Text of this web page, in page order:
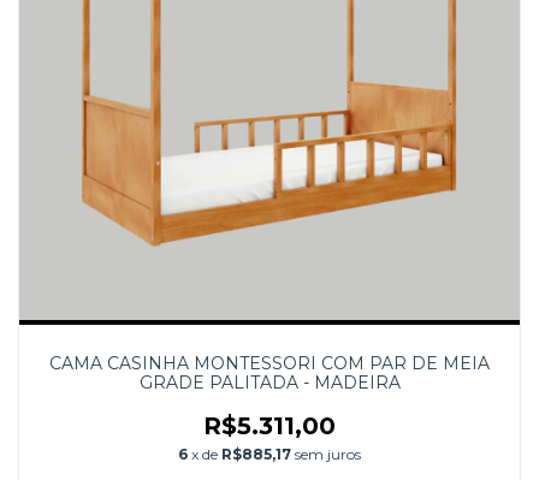
CAMA CASINHA MONTESSORI COM PAR DE MEIA
GRADE PALITADA - MADEIRA
R$5.311,00
6 x de R$885,17 sem juros